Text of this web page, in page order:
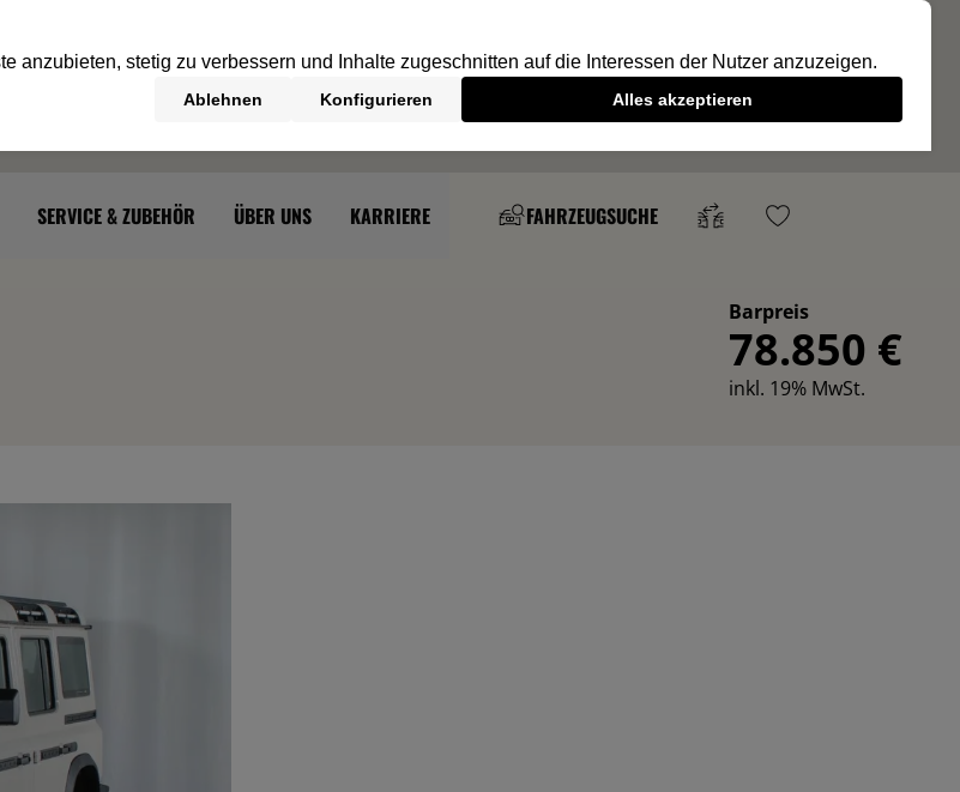
SERVICE & ZUBEHÖR ÜBER UNS KARRIERE FAHRZEUGSUCHE
Barpreis
78.850 €
inkl. 19% MwSt.